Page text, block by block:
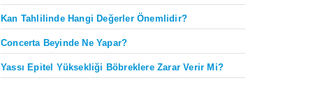
Kan Tahlilinde Hangi Değerler Önemlidir?
Concerta Beyinde Ne Yapar?
Yassı Epitel Yüksekliği Böbreklere Zarar Verir Mi?